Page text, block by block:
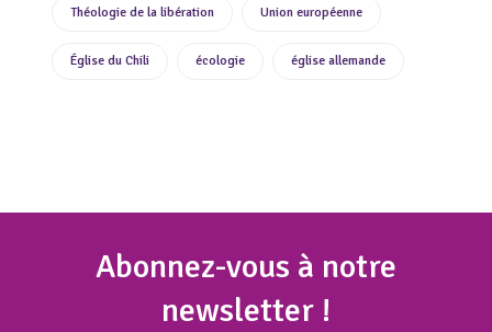
Théologie de la libération Union européenne
Église du Chili écologie église allemande
Abonnez-vous à notre
newsletter !